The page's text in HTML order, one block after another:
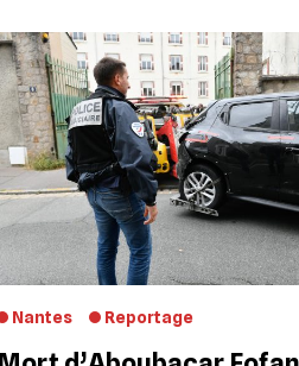
Nantes Reportage